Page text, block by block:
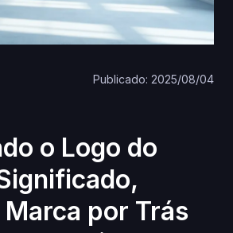
Publicado: 2025/08/04
o Logo do
Marca por Trás